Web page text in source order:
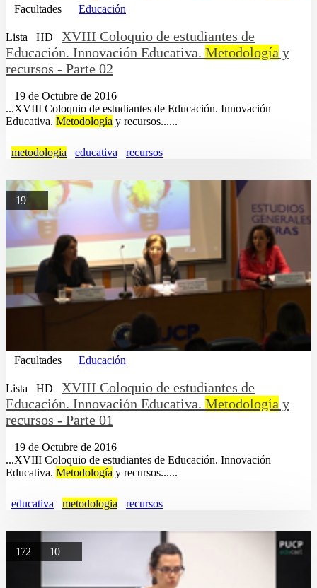
Facultades Educación
Lista HD
XVIII Coloquio de estudiantes de
Educación. Innovación Educativa. Metodología y
recursos - Parte 02
19 de Octubre de 2016
...XVIII Coloquio de estudiantes de Educación. Innovación
Educativa. Metodología y recursos......
metodologia educativa recursos
19
Facultades Educación
Lista HD
XVIII Coloquio de estudiantes de
Educación. Innovación Educativa. Metodología y
recursos - Parte 01
19 de Octubre de 2016
...XVIII Coloquio de estudiantes de Educación. Innovación
Educativa. Metodología y recursos......
educativa metodologia recursos
172 10